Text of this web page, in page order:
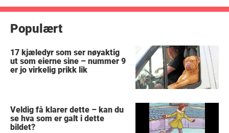
Populært
17 kjæledyr som ser nøyaktig
ut som eierne sine – nummer 9
er jo virkelig prikk lik
Veldig få klarer dette – kan du
se hva som er galt i dette
bildet?